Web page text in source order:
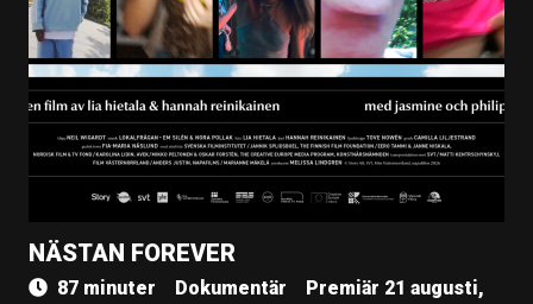
NÄSTAN FOREVER
87 minuter Dokumentär
Premiär 21 augusti,